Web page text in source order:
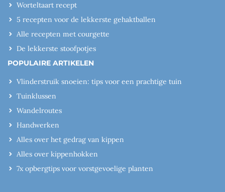
Worteltaart recept
5 recepten voor de lekkerste gehaktballen
Alle recepten met courgette
De lekkerste stoofpotjes
POPULAIRE ARTIKELEN
Vlinderstruik snoeien: tips voor een prachtige tuin
Tuinklussen
Wandelroutes
Handwerken
Alles over het gedrag van kippen
Alles over kippenhokken
7x opbergtips voor vorstgevoelige planten